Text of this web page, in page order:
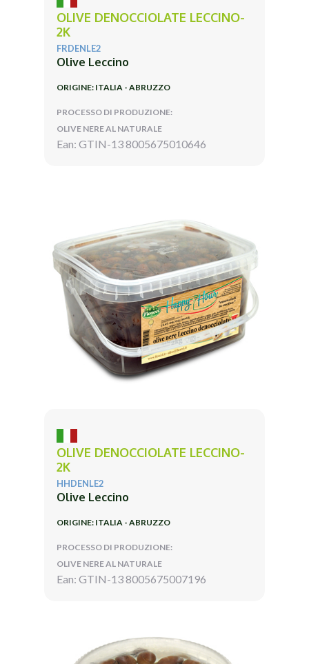
OLIVE DENOCCIOLATE LECCINO-
2K
FRDENLE2
Olive Leccino
ORIGINE: ITALIA - ABRUZZO
PROCESSO DI PRODUZIONE:
OLIVE NERE AL NATURALE
Ean: GTIN-13 8005675010646
OLIVE DENOCCIOLATE LECCINO-
2K
HHDENLE2
Olive Leccino
ORIGINE: ITALIA - ABRUZZO
PROCESSO DI PRODUZIONE:
OLIVE NERE AL NATURALE
Ean: GTIN-13 8005675007196